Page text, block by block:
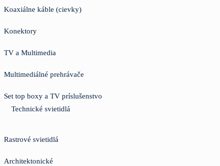
Koaxiálne káble (cievky)
Konektory
TV a Multimedia
Multimediálné prehrávače
Set top boxy a TV príslušenstvo
Technické svietidlá
Rastrové svietidlá
Architektonické